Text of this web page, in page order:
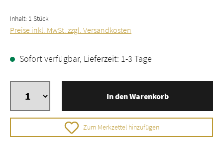
Inhalt: 1 Stück
Preise inkl. MwSt. zzgl. Versandkosten
Sofort verfügbar, Lieferzeit: 1-3 Tage
In den Warenkorb
Zum Merkzettel hinzufügen